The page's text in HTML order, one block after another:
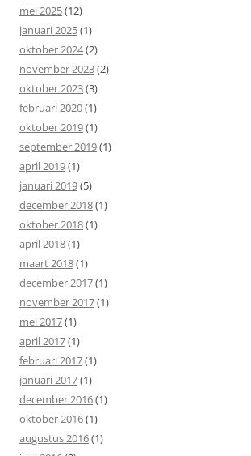
mei 2025(12)
januari 2025(1)
oktober 2024(2)
november 2023(2)
oktober 2023(3)
februari 2020(1)
oktober 2019(1)
september 2019(1)
april 2019(1)
januari 2019(5)
december 2018(1)
oktober 2018(1)
april 2018(1)
maart 2018(1)
december 2017(1)
november 2017(1)
mei 2017(1)
april 2017(1)
februari 2017(1)
januari 2017(1)
december 2016(1)
oktober 2016(1)
augustus 2016(1)